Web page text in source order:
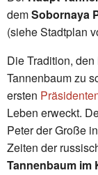
demSobornaya
(siehe Stadtplan
Die Tradition,
Tannenbaum zu
ersten
Leben erweckt.
Peter der Große
Zeiten der
Tannenbaum im